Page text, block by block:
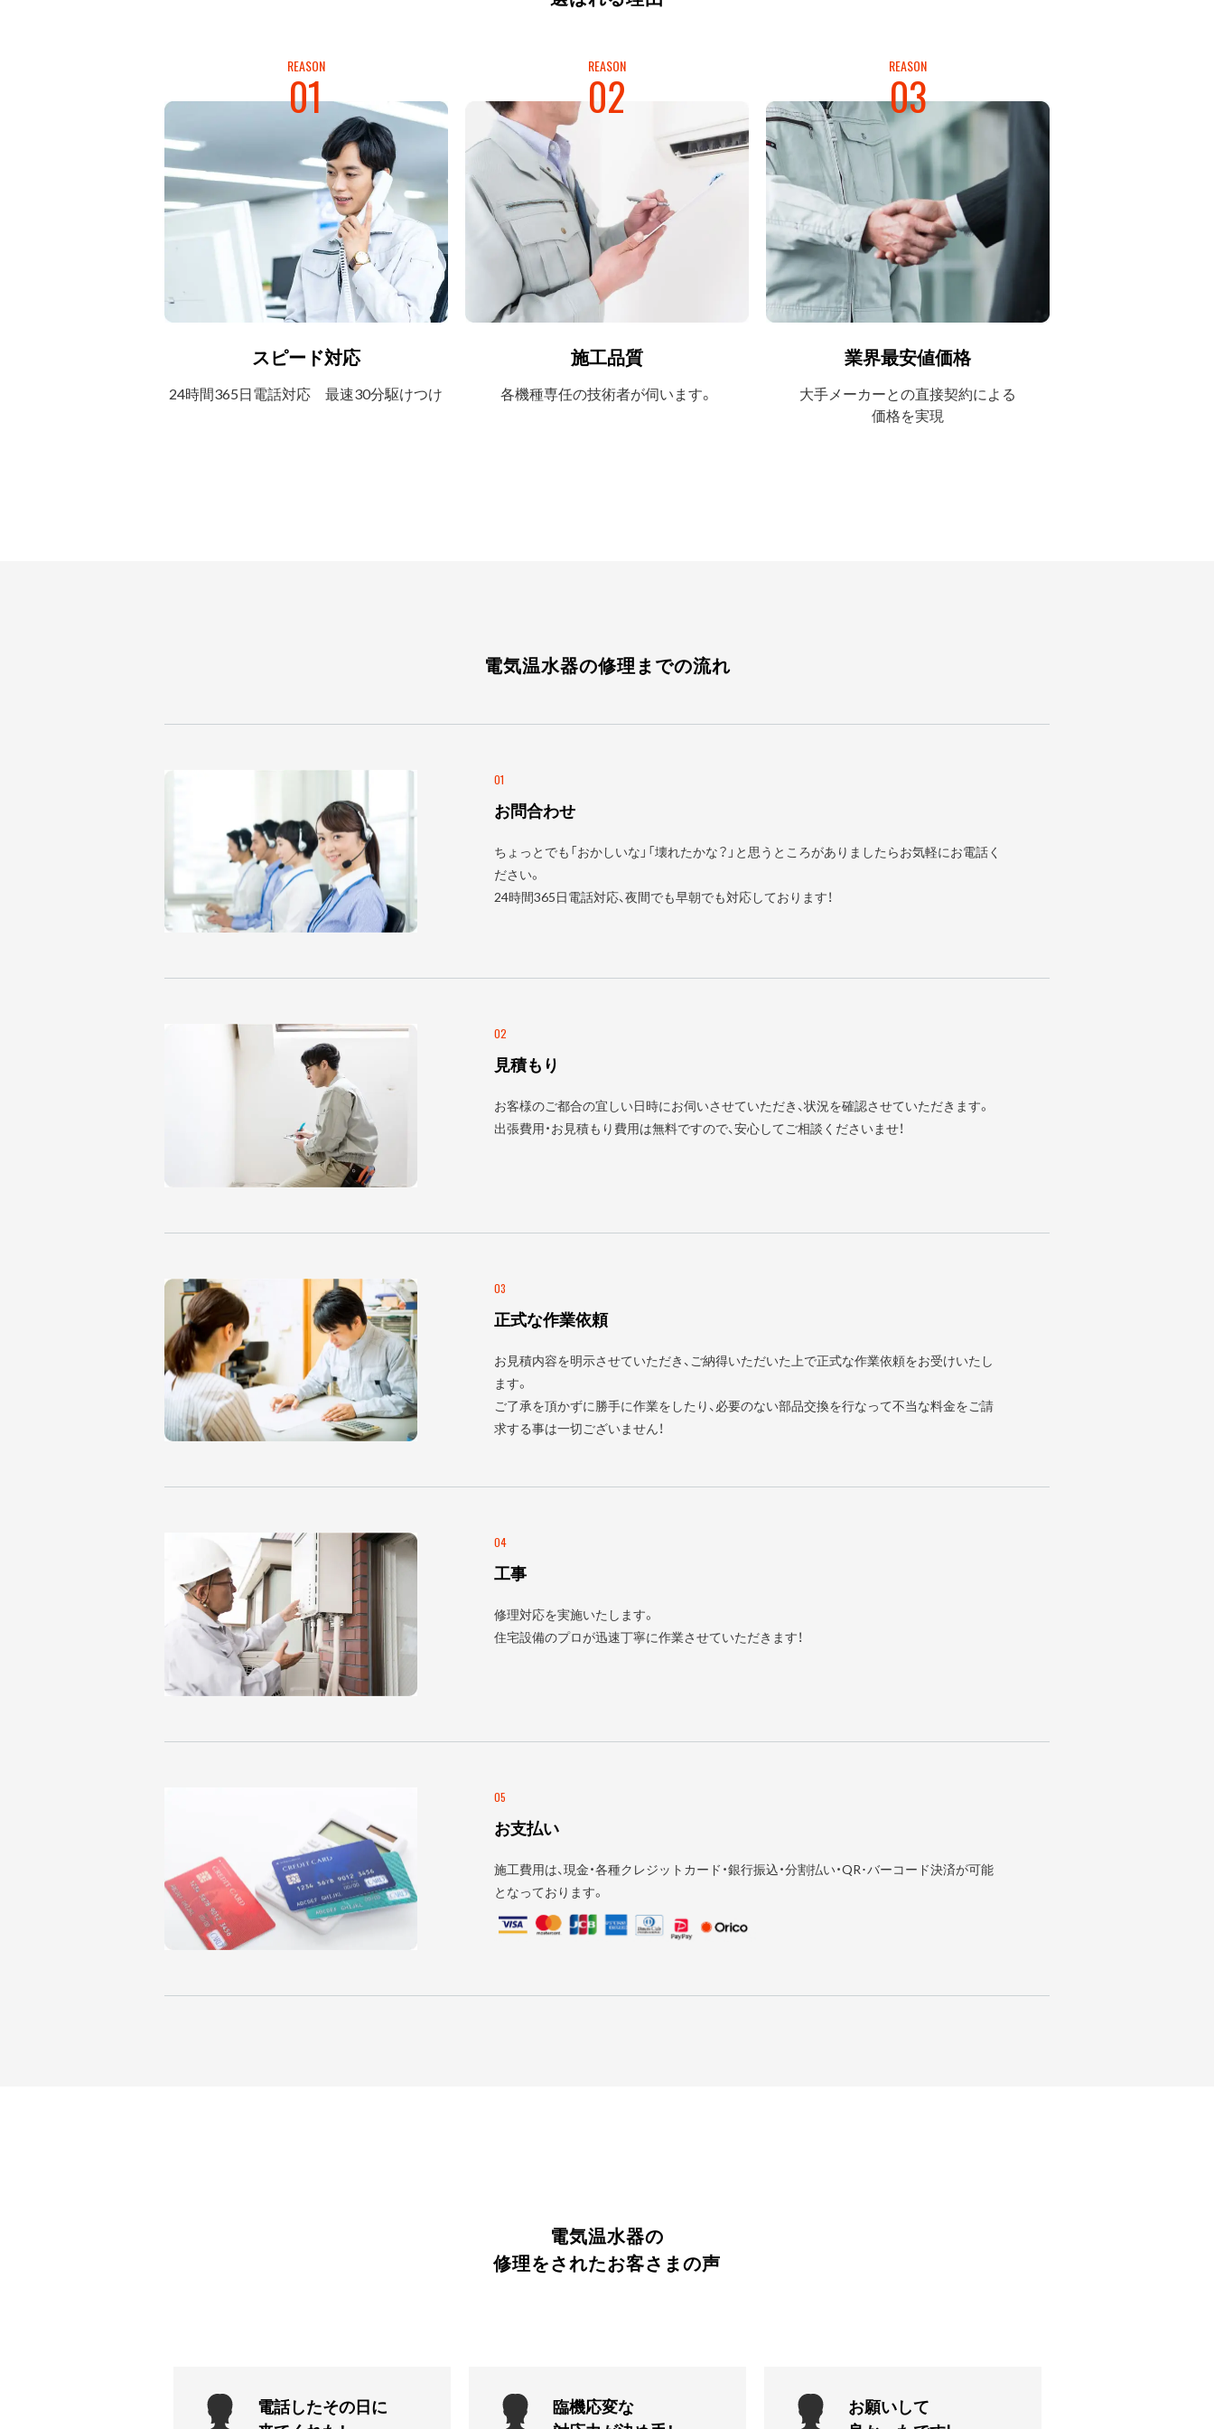
REASON
01
スピード対応
24時間365日電話対応最速30分駆けつけ
REASON
02
施工品質
各機種専任の技術者が伺います。
REASON
03
業界最安値価格
大手メーカーとの直接契約による
価格を実現
電気温水器の修理までの流れ
01
お問合わせ
ちょっとでも「おかしいな」「壊れたかな？」と思うところがありましたらお気軽にお電話く
ださい。
24時間365日電話対応、夜間でも早朝でも対応しております！
02
見積もり
お客様のご都合の宜しい日時にお伺いさせていただき、状況を確認させていただきます。
出張費用・お見積もり費用は無料ですので、安心してご相談くださいませ！
03
正式な作業依頼
お見積内容を明示させていただき、ご納得いただいた上で正式な作業依頼をお受けいたし
ます。
ご了承を頂かずに勝手に作業をしたり、必要のない部品交換を行なって不当な料金をご請
求する事は一切ございません！
04
工事
修理対応を実施いたします。
住宅設備のプロが迅速丁寧に作業させていただきます！
05
お支払い
施工費用は、現金・各種クレジットカード・銀行振込・分割払い・QR･バーコード決済が可能
となっております。
電気温水器の
修理をされたお客さまの声
電話したその日に
臨機応変な
お願いして